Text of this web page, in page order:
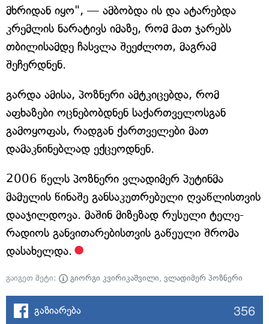
მხრიდან იყო", — ამბობდა ის და ატარებდა
კრემლის ნარატივს იმაზე, რომ მათ ჯარებს
თბილისამდე ჩასვლა შეეძლოთ, მაგრამ
შეჩერდნენ.
გარდა ამისა, პოზნერი ამტკიცებდა, რომ
აფხაზები ოცნებობდნენ საქართველოსგან
გამოყოფას, რადგან ქართველები მათ
დამაკნინებლად ექცეოდნენ.
2006 წელს პოზნერი ვლადიმერ პუტინმა
მამულის წინაშე განსაკუთრებული ღვაწლისთვის
დააჯილდოვა. მაშინ მიზეზად რუსული ტელე-
რადიოს განვითარებისთვის გაწეული შრომა
დასახელდა.
გაიგეთ მეტი: გიორგი კვირიკაშვილი, ვლადიმერ პოზნერი
გაზიარება 356